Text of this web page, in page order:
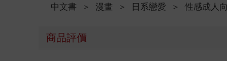
中文書 ＞ 漫畫 ＞ 日系戀愛 ＞ 性感成人向
商品評價